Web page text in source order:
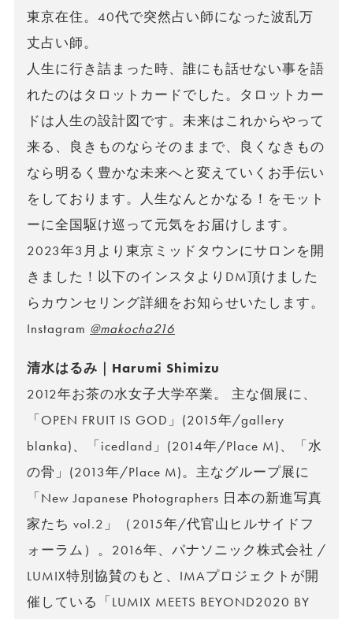
東京在住。40代で突然占い師になった波乱万
丈占い師。
人生に行き詰まった時、誰にも話せない事を語
れたのはタロットカードでした。タロットカー
ドは人生の設計図です。未来はこれからやって
来る、良きものならそのままで、良くなきもの
なら明るく豊かな未来へと変えていくお手伝い
をしております。人生なんとかなる！をモット
ーに全国駆け巡って元気をお届けします。
2023年3月より東京ミッドタウンにサロンを開
きました！以下のインスタよりDM頂けました
らカウンセリング詳細をお知らせいたします。
Instagram @makocha216
清水はるみ｜Harumi Shimizu
2012年お茶の水女子大学卒業。 主な個展に、
「OPEN FRUIT IS GOD」(2015年/gallery
blanka)、「icedland」(2014年/Place M)、「水
の骨」(2013年/Place M)。主なグループ展に
「New Japanese Photographers 日本の新進写真
家たち vol.2」（2015年/代官山ヒルサイドフ
ォーラム）。2016年、パナソニック株式会社 /
LUMIX特別協賛のもと、IMAプロジェクトが開
催している「LUMIX MEETS BEYOND2020 BY